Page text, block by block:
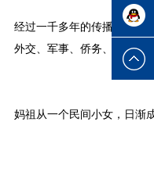
经过一千多年的传播演绎，
外交、军事、侨务、贸易、
妈祖从一个民间小女，日渐
售后服
在线咨